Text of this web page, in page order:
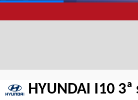
HYUNDAI I10